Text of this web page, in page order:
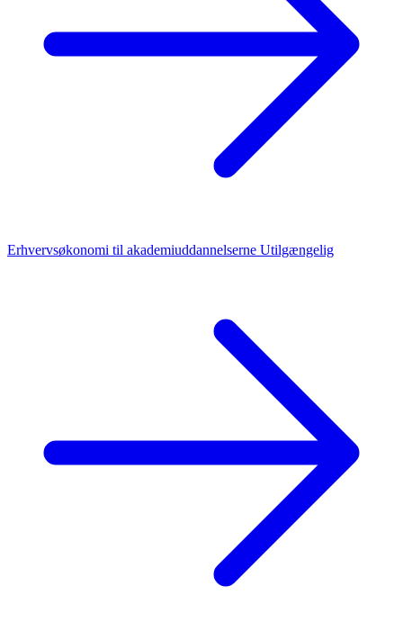
Erhvervsøkonomi til akademiuddannelserne Utilgængelig